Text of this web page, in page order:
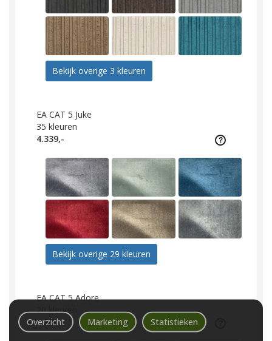
Bekijk overige 3 kleuren
EA CAT 5 Juke
35 kleuren
4.339,-
Bekijk overige 29 kleuren
EA CAT 5 Adore
20 kleuren
4.339,-
Overzicht Marketing Statistieken